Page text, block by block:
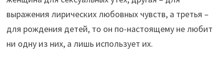
выражения лирических любовных чувств, а третья –
для рождения детей, то он по-настоящему не любит
ни одну из них, а лишь использует их.